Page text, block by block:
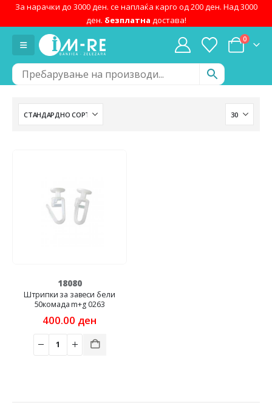
За нарачки до 3000 ден. се наплаќа карго од 200 ден. Над 3000
ден. безплатна достава!
0
18080
Штрипки за завеси бели
50комада m+g 0263
400.00 ден